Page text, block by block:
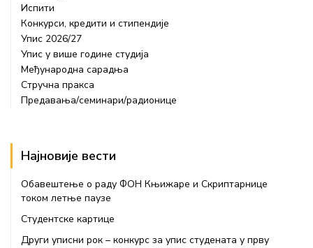
Испити
Конкурси, кредити и стипендије
Упис 2026/27
Упис у више године студија
Међународна сарадња
Стручна пракса
Предавања/семинари/радионице
Најновије вести
Обавештење о раду ФОН Књижаре и Скриптарнице
током летње паузе
Студентске картице
Други уписни рок – конкурс за упис студената у прву